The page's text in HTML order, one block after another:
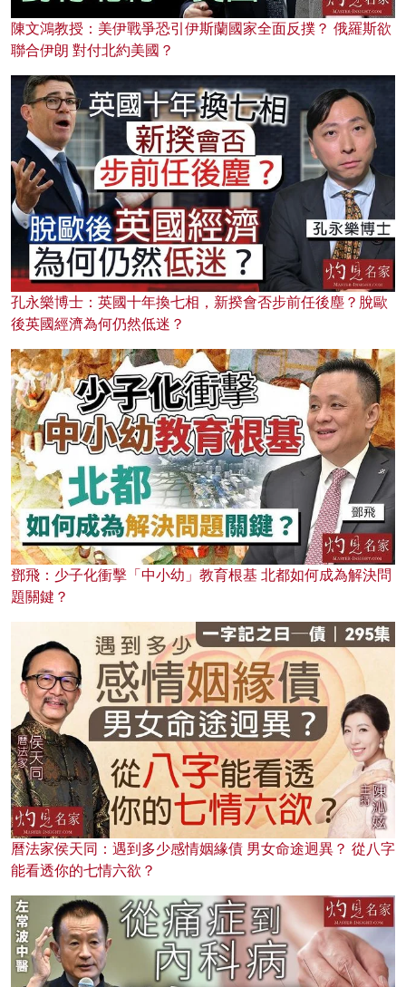
陳文鴻教授：美伊戰爭恐引伊斯蘭國家全面反撲？ 俄羅斯欲
聯合伊朗 對付北約美國？
孔永樂博士：英國十年換七相，新揆會否步前任後塵？脫歐
後英國經濟為何仍然低迷？
鄧飛：少子化衝擊「中小幼」教育根基 北都如何成為解決問
題關鍵？
曆法家侯天同：遇到多少感情姻緣債 男女命途迥異？ 從八字
能看透你的七情六欲？